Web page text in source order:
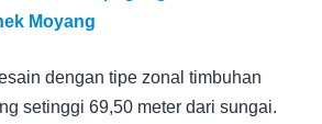
Moyang
dengan tipe zonal timbuhan
setinggi 69,50 meter dari sungai.